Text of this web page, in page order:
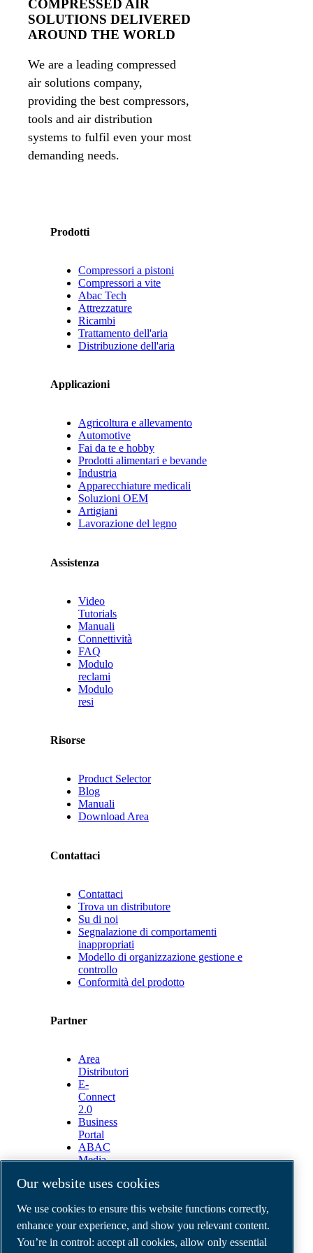
COMPRESSED AIR
SOLUTIONS DELIVERED
AROUND THE WORLD
We are a leading compressed
air solutions company,
providing the best compressors,
tools and air distribution
systems to fulfil even your most
demanding needs.
Prodotti
Compressori a pistoni
Compressori a vite
Abac Tech
Attrezzature
Ricambi
Trattamento dell'aria
Distribuzione dell'aria
Applicazioni
Agricoltura e allevamento
Automotive
Fai da te e hobby
Prodotti alimentari e bevande
Industria
Apparecchiature medicali
Soluzioni OEM
Artigiani
Lavorazione del legno
Assistenza
Video
Tutorials
Manuali
Connettività
FAQ
Modulo
reclami
Modulo
resi
Risorse
Product Selector
Blog
Manuali
Download Area
Contattaci
Contattaci
Trova un distributore
Su di noi
Segnalazione di comportamenti
inappropriati
Modello di organizzazione gestione e
controllo
Conformità del prodotto
Partner
Area
Distributori
E-
Connect
2.0
Business
Portal
ABAC
Media
Legal & Privacy Notices
Order return form
Order claim form
Our website uses cookies
We use cookies to ensure this website functions correctly,
enhance your experience, and show you relevant content.
You’re in control: accept all cookies, allow only essential